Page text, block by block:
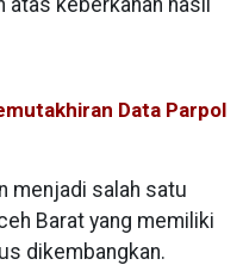
Data Parpol
menjadi salah satu
Barat yang memiliki
dikembangkan.